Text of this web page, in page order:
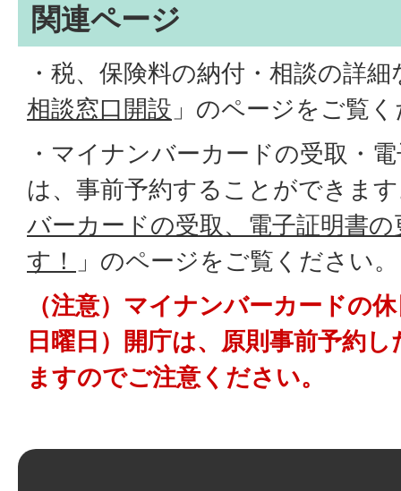
関連ページ
・税、保険料の納付・相談の詳
相談窓口開設 」のページをご覧
・マイナンバーカードの受取・
は、事前予約することができま
バーカードの受取、電子証明書
す！
」のページをご覧ください。
（注意）マイナンバーカードの
日曜日）開庁は、原則事前予約
ますのでご注意ください。